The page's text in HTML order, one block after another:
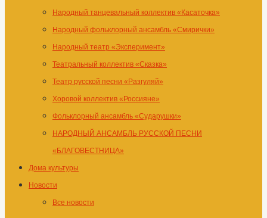
Народный танцевальный коллектив «Касаточка»
Народный фольклорный ансамбль «Смирички»
Народный театр «Эксперимент»
Театральный коллектив «Сказка»
Театр русской песни «Разгуляй»
Хоровой коллектив «Россияне»
Фольклорный ансамбль «Сударушки»
НАРОДНЫЙ АНСАМБЛЬ РУССКОЙ ПЕСНИ
«БЛАГОВЕСТНИЦА»
Дома культуры
Новости
Все новости